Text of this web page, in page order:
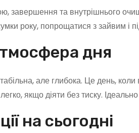
завершення та внутрішнього
року, попрощатися з зайвим і
дня
але глибока. Це день,
якщо діяти без тиску.
на сьогодні